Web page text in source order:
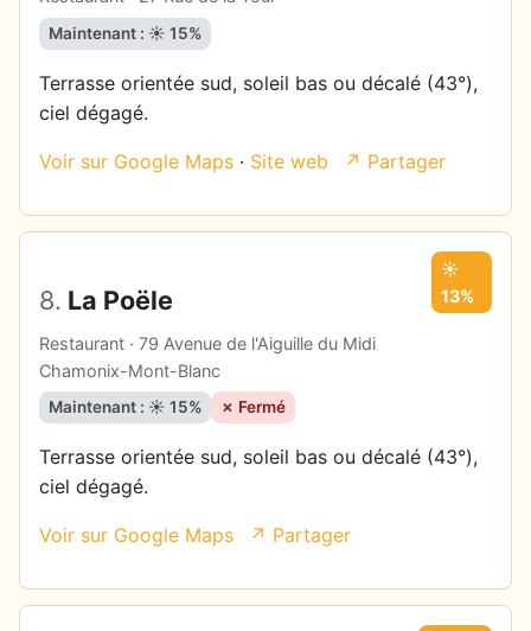
Maintenant : ☀️ 15%
Terrasse orientée sud, soleil bas ou décalé (43°),
ciel dégagé.
Voir sur Google Maps · Site web ↗ Partager
8. La Poële
Restaurant · 79 Avenue de l'Aiguille du Midi
Chamonix-Mont-Blanc
☀️
13%
Maintenant : ☀️ 15% ✗ Fermé
Terrasse orientée sud, soleil bas ou décalé (43°),
ciel dégagé.
Voir sur Google Maps ↗ Partager